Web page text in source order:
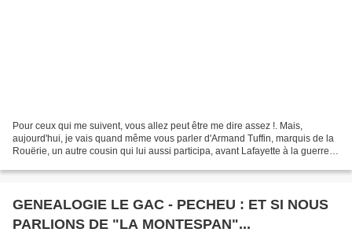
Pour ceux qui me suivent, vous allez peut être me dire assez !. Mais,
aujourd'hui, je vais quand même vous parler d'Armand Tuffin, marquis de la
Rouërie, un autre cousin qui lui aussi participa, avant Lafayette à la guerre
GENEALOGIE LE GAC - PECHEU : ET SI NOUS
PARLIONS DE "LA MONTESPAN"...